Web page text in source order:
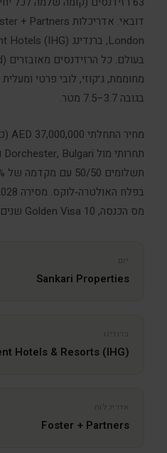
מחוממת, ג׳קוזי, לובי פרטי
בגובה 3.7–7.5 מטר.
מס הכנסה, Golden Visa 10 שנים לרכישות מעל 2M AED.
יזם
Sankari Properties
ברנדינג
Hotels & Resorts (IHG)
אדריכלות
Foster + Partners